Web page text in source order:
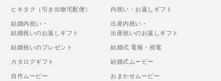
ヒキタク（引き出物宅配便）
内祝い・お返しギフト
結婚内祝い・
結婚祝いのお返しギフト
出産内祝い・
出産祝いのお返しギフト
結婚祝いのプレゼント
結婚式 電報・祝電
カタログギフト
結婚式ムービー
自作ムービー
おまかせムービー